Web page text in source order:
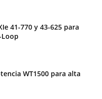
41-770 y 43-625 para
WT1500 para alta